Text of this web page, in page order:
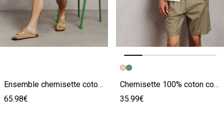
Ensemble chemisette coton et bermuda en maille - Beige
65.98€
Image précédente
Image suivante
Chemisette 100% coton col requin unie
35.99€